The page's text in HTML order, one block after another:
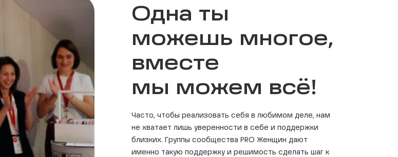
Одна ты
можешь многое,
вместе
мы можем всё!
Часто, чтобы реализовать себя в любимом деле, нам
не хватает лишь уверенности в себе и поддержки
близких. Группы сообщества PRO Женщин дают
именно такую поддержку и решимость сделать шаг к